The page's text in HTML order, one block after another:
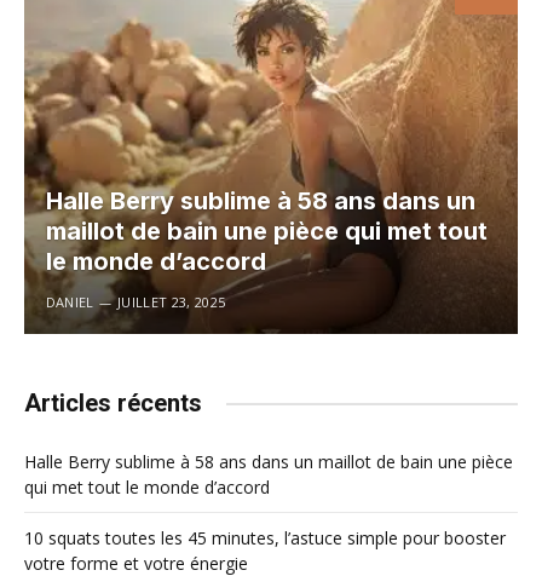
Halle Berry sublime à 58 ans dans un
maillot de bain une pièce qui met tout
le monde d’accord
DANIEL JUILLET 23, 2025
Articles récents
Halle Berry sublime à 58 ans dans un maillot de bain une pièce
qui met tout le monde d’accord
10 squats toutes les 45 minutes, l’astuce simple pour booster
votre forme et votre énergie